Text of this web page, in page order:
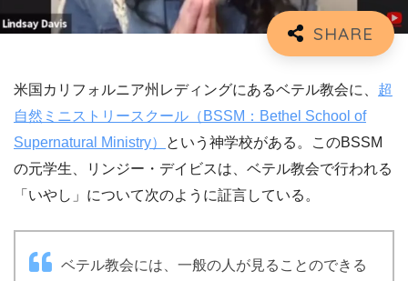
米国カリフォルニア州レディングにあるベテル教会に、 超
自然ミニストリースクール（BSSM：Bethel School of
Supernatural Ministry）
という神学校がある。このBSSM
の元学生、リンジー・デイビスは、ベテル教会で行われる
「いやし」について次のように証言している。
ベテル教会には、一般の人が見ることのできる